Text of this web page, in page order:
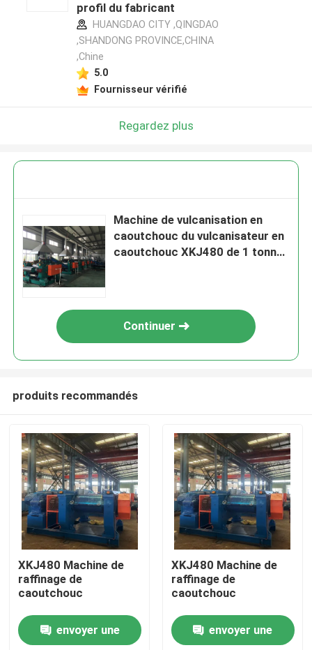
Maison
Produits
Vidéos
profil du fabricant
HUANGDAO CITY ,QINGDAO
,SHANDONG PROVINCE,CHINA
,Chine
5.0
Fournisseur vérifié
Regardez plus
Machine de vulcanisation en
caoutchouc du vulcanisateur en
caoutchouc XKJ480 de 1 tonnes
Continuer
produits recommandés
XKJ480 Machine de
raffinage de
caoutchouc
envoyer une
XKJ480 Machine de
raffinage de
caoutchouc
envoyer une